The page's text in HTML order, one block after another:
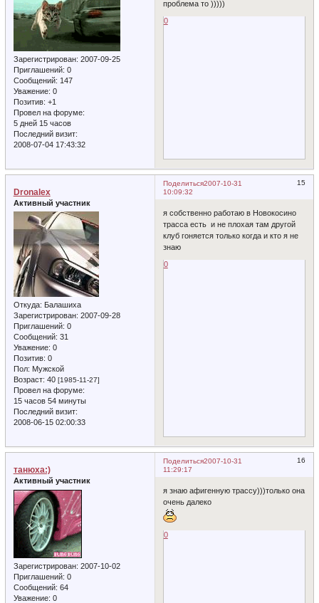
Зарегистрирован: 2007-09-25
Приглашений: 0
Сообщений: 147
Уважение: 0
Позитив: +1
Провел на форуме:
5 дней 15 часов
Последний визит:
2008-07-04 17:43:32
проблема то )))))
0
Поделиться 15
2007-10-31
10:09:32
Dronalex
Активный участник
Откуда: Балашиха
Зарегистрирован: 2007-09-28
Приглашений: 0
Сообщений: 31
Уважение: 0
Позитив: 0
Пол: Мужской
Возраст: 40 [1985-11-27]
Провел на форуме:
15 часов 54 минуты
Последний визит:
2008-06-15 02:00:33
я собственно работаю в Новокосино
трасса есть и не плохая там другой
клуб гоняется только когда и кто я не
знаю
0
Поделиться 16
2007-10-31
11:29:17
танюха:)
Активный участник
Зарегистрирован: 2007-10-02
Приглашений: 0
Сообщений: 64
Уважение: 0
я знаю афигенную трассу)))только она
очень далеко
0